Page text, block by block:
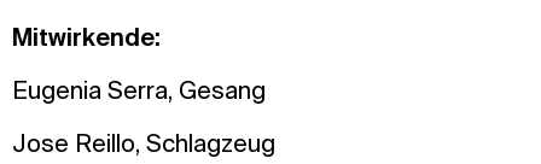
Mitwirkende:
Eugenia Serra, Gesang
Jose Reillo, Schlagzeug